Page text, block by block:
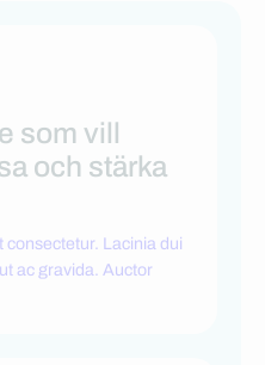
som vill
och stärka
consectetur. Lacinia dui
ac gravida. Auctor